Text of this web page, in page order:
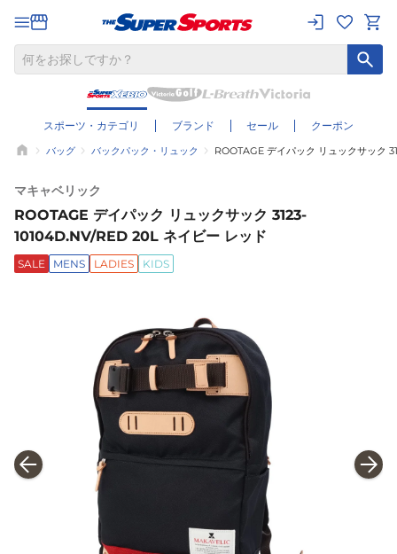
スポーツ・カテゴリ ブランド セール クーポン
バッグ バックパック・リュック ROOTAGE デイパック リュックサック
マキャベリック
ROOTAGE デイパック リュックサック 3123-
10104D.NV/RED 20L ネイビー レッド
SALE MENS LADIES KIDS